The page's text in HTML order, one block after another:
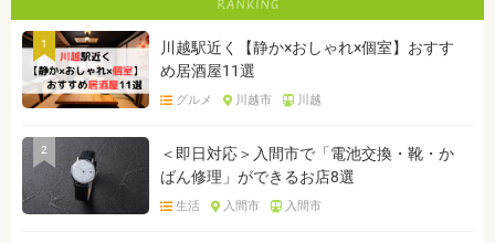
1
川越駅近く【静か×おしゃれ×個室】おすす
め居酒屋11選
グルメ 川越市 川越
2
＜即日対応＞入間市で「電池交換・靴・か
ばん修理」ができるお店8選
生活 入間市 入間市